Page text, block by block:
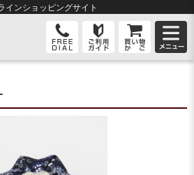
インショッピングサイト